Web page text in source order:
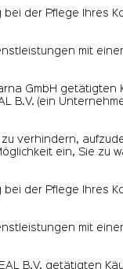
der Pflege Ihres
mit
GmbH getätigten
B.V. (ein
verhindern,
ein, Sie zu
der Pflege Ihres
mit
B.V. getätigten